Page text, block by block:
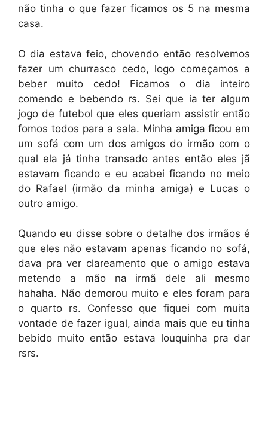
não tinha o que fazer ficamos os 5 na mesma
casa.
O dia estava feio, chovendo então resolvemos
fazer um churrasco cedo, logo começamos a
beber muito cedo! Ficamos o dia inteiro
comendo e bebendo rs. Sei que ia ter algum
jogo de futebol que eles queriam assistir então
fomos todos para a sala. Minha amiga ficou em
um sofá com um dos amigos do irmão com o
qual ela já tinha transado antes então eles jã
estavam ficando e eu acabei ficando no meio
do Rafael (irmão da minha amiga) e Lucas o
outro amigo.
Quando eu disse sobre o detalhe dos irmãos é
que eles não estavam apenas ficando no sofá,
dava pra ver clareamento que o amigo estava
metendo a mão na irmã dele ali mesmo
hahaha. Não demorou muito e eles foram para
o quarto rs. Confesso que fiquei com muita
vontade de fazer igual, ainda mais que eu tinha
bebido muito então estava louquinha pra dar
rsrs.